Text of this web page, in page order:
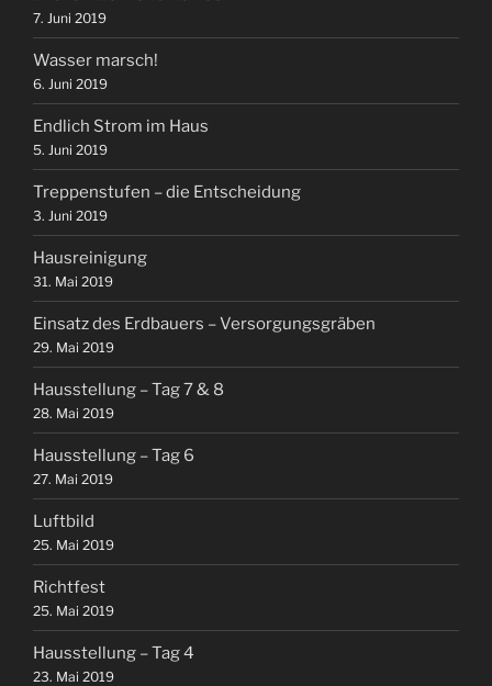
7. Juni 2019
Wasser marsch!
6. Juni 2019
Endlich Strom im Haus
5. Juni 2019
Treppenstufen – die Entscheidung
3. Juni 2019
Hausreinigung
31. Mai 2019
Einsatz des Erdbauers – Versorgungsgräben
29. Mai 2019
Hausstellung – Tag 7 & 8
28. Mai 2019
Hausstellung – Tag 6
27. Mai 2019
Luftbild
25. Mai 2019
Richtfest
25. Mai 2019
Hausstellung – Tag 4
23. Mai 2019